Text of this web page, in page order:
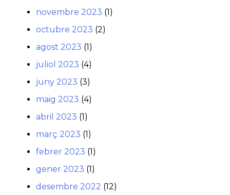
novembre 2023 (1)
octubre 2023 (2)
agost 2023 (1)
juliol 2023 (4)
juny 2023 (3)
maig 2023 (4)
abril 2023 (1)
març 2023 (1)
febrer 2023 (1)
gener 2023 (1)
desembre 2022 (12)